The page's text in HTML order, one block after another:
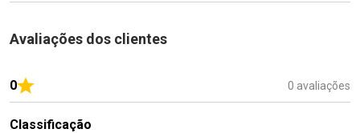
Avaliações dos clientes
0 0 avaliações
Classificação